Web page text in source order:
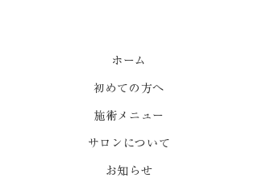
ホーム
初めての方へ
施術メニュー
サロンについて
お知らせ